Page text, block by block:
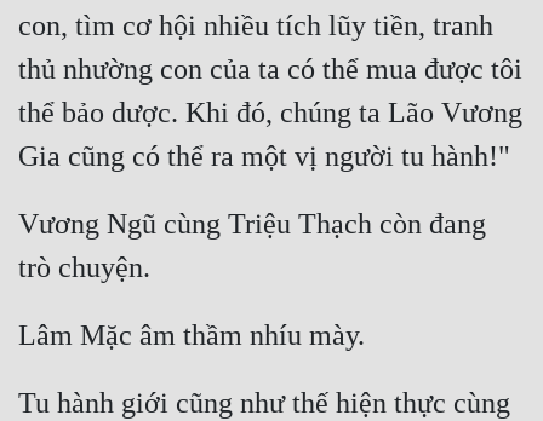
con, tìm cơ hội nhiều tích lũy tiền, tranh
thủ nhường con của ta có thể mua được tôi
thể bảo dược. Khi đó, chúng ta Lão Vương
Vương Ngũ cùng Triệu Thạch còn đang
Tu hành giới cũng như thế hiện thực cùng